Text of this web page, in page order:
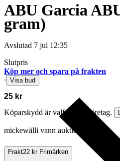
ABU Garcia
gram)
Avslutad 7 jul 12:35
Slutpris
∙ Visa bud
25 kr
Köparskydd är valfritt hos företag.
mickewälli vann auktionen
Frakt22 kr Frimärken
Köp mer och spara på frakten